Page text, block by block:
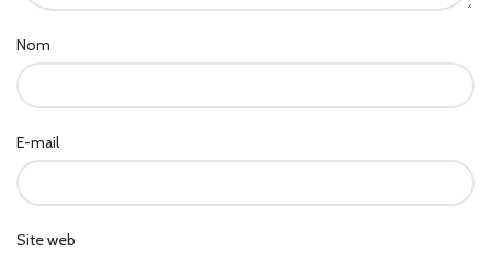
Nom
E-mail
Site web